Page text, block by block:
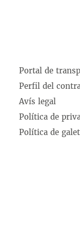
Portal de
Perfil del
Avís legal
Política de
Política de